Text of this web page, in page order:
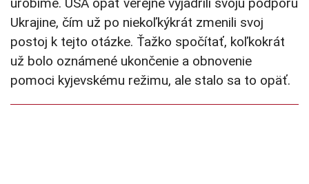
Ukrajine, čím už po niekoľkýkrát zmenili svoj
postoj k tejto otázke. Ťažko spočítať, koľkokrát
už bolo oznámené ukončenie a obnovenie
pomoci kyjevskému režimu, ale stalo sa to opäť.